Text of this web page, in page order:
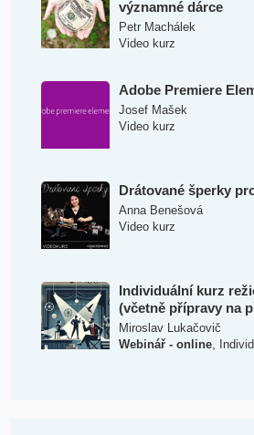
významné dárce
Petr Machálek
Video kurz
Adobe Premiere
Josef Mašek
Video kurz
Drátované šperky
Anna Benešová
Video kurz
Individuální kurz
(včetně přípravy na
Miroslav Lukačovič
Webinář - online,